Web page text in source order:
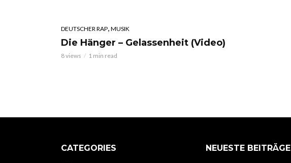
DEUTSCHER RAP, MUSIK
Die Hänger – Gelassenheit (Video)
8 views 1 min read
CATEGORIES NEUESTE BEITRÄGE